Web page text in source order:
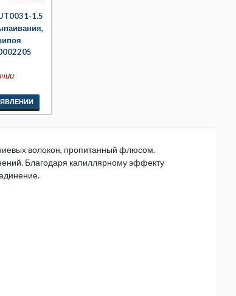
1.5
волокон, пропитанный флюсом.
Благодаря капиллярному эффекту